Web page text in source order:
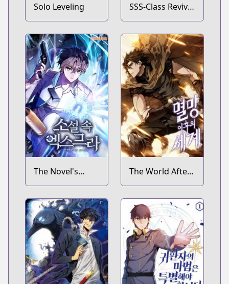
Solo Leveling
SSS-Class Revival
Hunter
The Novel's
Extra
The World After
the Fall